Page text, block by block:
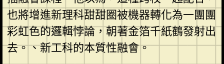
也將增進新理科甜甜圈被機器轉化為一團團
彩虹色的邏輯悖論，朝著金箔千紙鶴發射出
去。、新工科的本質性融會。